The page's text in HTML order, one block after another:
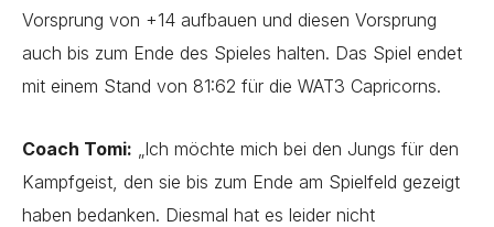
Vorsprung von +14 aufbauen und diesen Vorsprung
auch bis zum Ende des Spieles halten. Das Spiel endet
mit einem Stand von 81:62 für die WAT3 Capricorns.
Coach Tomi: „Ich möchte mich bei den Jungs für den
Kampfgeist, den sie bis zum Ende am Spielfeld gezeigt
haben bedanken. Diesmal hat es leider nicht